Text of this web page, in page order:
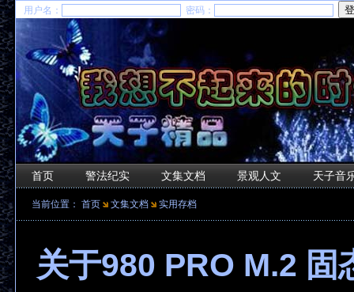
用户名： 密码：
首页 警法纪实 文集文档 景观人文 天子音
当前位置： 首页 文集文档 实用存档
关于980 PRO M.2 固